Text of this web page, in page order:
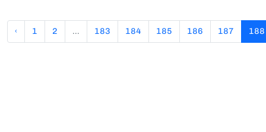
‹ 1 2 ... 183 184 185 186 187 188